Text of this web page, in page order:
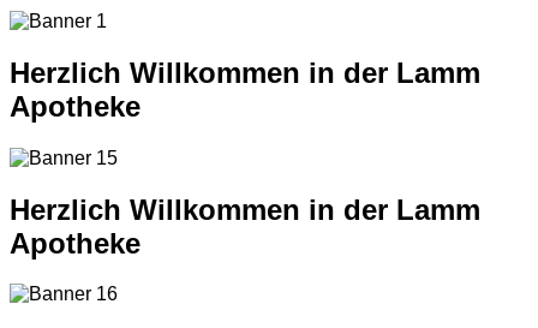
Herzlich Willkommen in der Lamm
Apotheke
Herzlich Willkommen in der Lamm
Apotheke